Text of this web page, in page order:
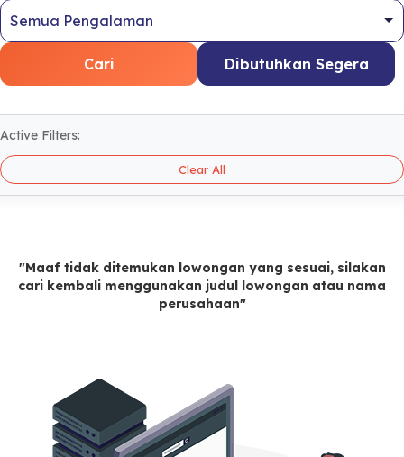
Cari Dibutuhkan Segera
Active Filters:
Clear All
"Maaf tidak ditemukan lowongan yang sesuai, silakan
cari kembali menggunakan judul lowongan atau nama
perusahaan"